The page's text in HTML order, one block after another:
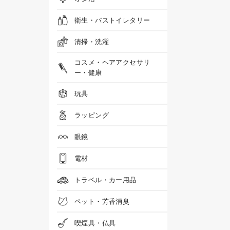
衛生・バストイレタリー
清掃・洗濯
コスメ・ヘアアクセサリ
ー・健康
玩具
ラッピング
眼鏡
電材
トラベル・カー用品
ペット・芳香消臭
喫煙具・仏具